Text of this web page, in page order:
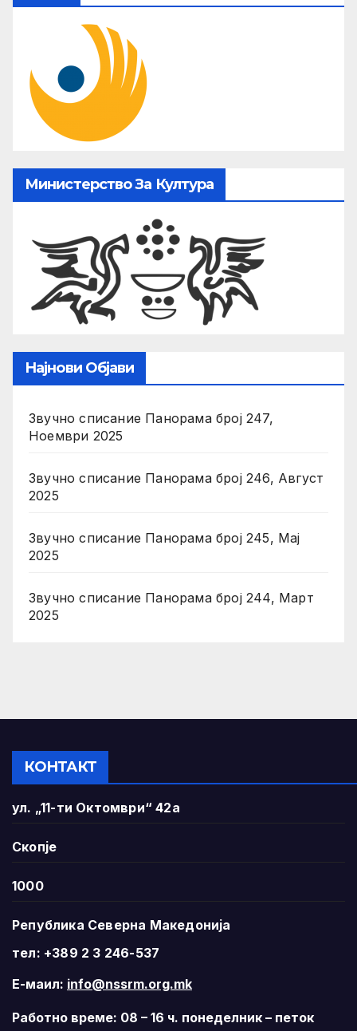
Министерство За Култура
Најнови Објави
Звучно списание Панорама број 247,
Ноември 2025
Звучно списание Панорама број 246, Август
2025
Звучно списание Панорама број 245, Мај
2025
Звучно списание Панорама број 244, Март
2025
КОНТАКТ
ул. „11-ти Октомври“ 42а
Скопје
1000
Република Северна Македонија
тел: +389 2 3 246-537
Е-маил: info@nssrm.org.mk
Работно време: 08 – 16 ч. понеделник – петок